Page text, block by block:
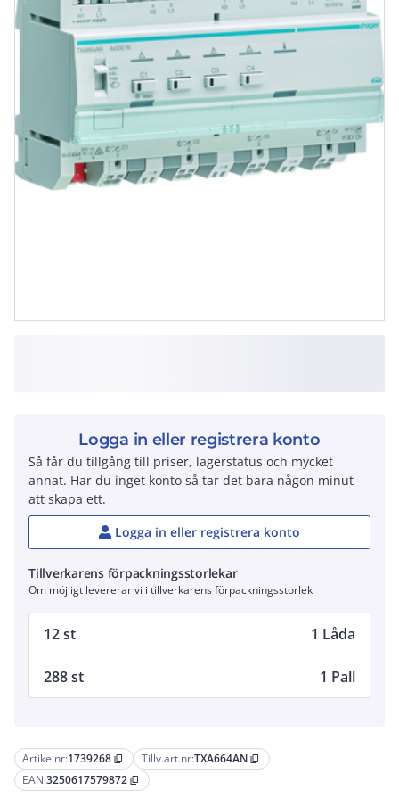
Artikelnr:1739268 content_copy Tillv.art.nr:TXA664AN content_copy
EAN:3250617579872 content_copy
Logga in eller registrera konto
Så får du tillgång till priser, lagerstatus och mycket
annat. Har du inget konto så tar det bara någon minut
att skapa ett.
Logga in eller registrera konto
Tillverkarens förpackningsstorlekar
Om möjligt levererar vi i tillverkarens förpackningsstorlek
12 st 1 Låda
288 st 1 Pall